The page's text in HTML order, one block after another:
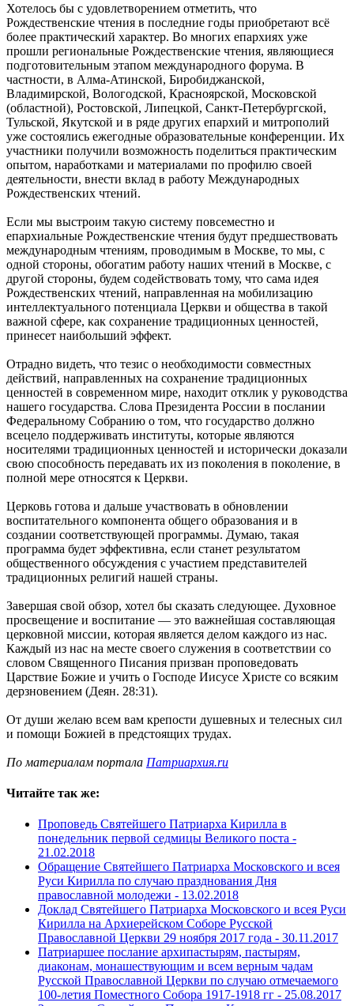
Хотелось бы с удовлетворением отметить, что
Рождественские чтения в последние годы приобретают всё
более практический характер. Во многих епархиях уже
прошли региональные Рождественские чтения, являющиеся
подготовительным этапом международного форума. В
частности, в Алма-Атинской, Биробиджанской,
Владимирской, Вологодской, Красноярской, Московской
(областной), Ростовской, Липецкой, Санкт-Петербургской,
Тульской, Якутской и в ряде других епархий и митрополий
уже состоялись ежегодные образовательные конференции. Их
участники получили возможность поделиться практическим
опытом, наработками и материалами по профилю своей
деятельности, внести вклад в работу Международных
Рождественских чтений.
Если мы выстроим такую систему повсеместно и
епархиальные Рождественские чтения будут предшествовать
международным чтениям, проводимым в Москве, то мы, с
одной стороны, обогатим работу наших чтений в Москве, с
другой стороны, будем содействовать тому, что сама идея
Рождественских чтений, направленная на мобилизацию
интеллектуального потенциала Церкви и общества в такой
важной сфере, как сохранение традиционных ценностей,
принесет наибольший эффект.
Отрадно видеть, что тезис о необходимости совместных
действий, направленных на сохранение традиционных
ценностей в современном мире, находит отклик у руководства
нашего государства. Слова Президента России в послании
Федеральному Собранию о том, что государство должно
всецело поддерживать институты, которые являются
носителями традиционных ценностей и исторически доказали
свою способность передавать их из поколения в поколение, в
полной мере относятся к Церкви.
Церковь готова и дальше участвовать в обновлении
воспитательного компонента общего образования и в
создании соответствующей программы. Думаю, такая
программа будет эффективна, если станет результатом
общественного обсуждения с участием представителей
традиционных религий нашей страны.
Завершая свой обзор, хотел бы сказать следующее. Духовное
просвещение и воспитание — это важнейшая составляющая
церковной миссии, которая является делом каждого из нас.
Каждый из нас на месте своего служения в соответствии со
словом Священного Писания призван проповедовать
Царствие Божие и учить о Господе Иисусе Христе со всяким
дерзновением (Деян. 28:31).
От души желаю всем вам крепости душевных и телесных сил
и помощи Божией в предстоящих трудах.
По материалам портала Патриархия.ru
Читайте так же:
Проповедь Святейшего Патриарха Кирилла в
понедельник первой седмицы Великого поста -
21.02.2018
Обращение Святейшего Патриарха Московского и всея
Руси Кирилла по случаю празднования Дня
православной молодежи - 13.02.2018
Доклад Святейшего Патриарха Московского и всея Руси
Кирилла на Архиерейском Соборе Русской
Православной Церкви 29 ноября 2017 года - 30.11.2017
Патриаршее послание архипастырям, пастырям,
диаконам, монашествующим и всем верным чадам
Русской Православной Церкви по случаю отмечаемого
100-летия Поместного Собора 1917-1918 гг - 25.08.2017